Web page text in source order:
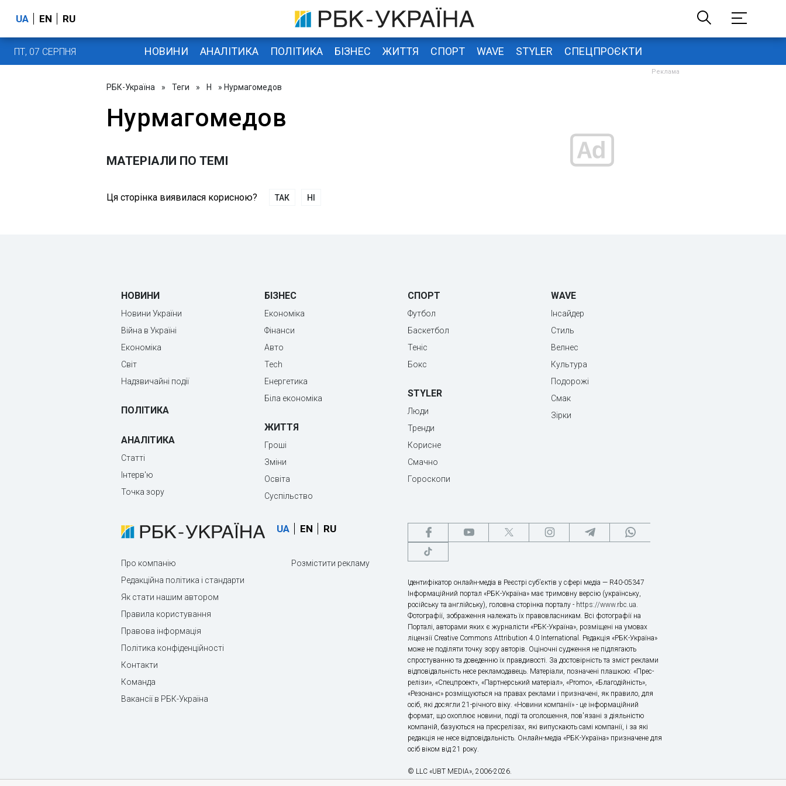
UA EN RU
ПТ, 07 СЕРПНЯ НОВИНИ АНАЛІТИКА ПОЛІТИКА БІЗНЕС ЖИТТЯ СПОРТ WAVE STYLER СПЕЦПРОЄКТИ
РБК-Україна » Теги » Н » Нурмагомедов
Нурмагомедов
МАТЕРІАЛИ ПО ТЕМІ
Ця сторінка виявилася корисною? ТАК НІ
НОВИНИ
Новини України
Війна в Україні
Економіка
Світ
Надзвичайні події
ПОЛІТИКА
АНАЛІТИКА
Статті
Інтерв'ю
Точка зору
БІЗНЕС
Економіка
Фінанси
Авто
Tech
Енергетика
Біла економіка
ЖИТТЯ
Гроші
Зміни
Освіта
Суспільство
СПОРТ
Футбол
Баскетбол
Теніс
Бокс
STYLER
Люди
Тренди
Корисне
Смачно
Гороскопи
WAVE
Інсайдер
Стиль
Велнес
Культура
Подорожі
Смак
Зірки
UA EN RU
Про компанію
Редакційна політика і стандарти
Як стати нашим автором
Правила користування
Правова інформація
Політика конфіденційності
Контакти
Команда
Вакансії в РБК-Україна
Розмістити рекламу
Ідентифікатор онлайн-медіа в Реєстрі суб’єктів у сфері медіа — R40-05347
Інформаційний портал «РБК-Україна» має тримовну версію (українську,
російську та англійську), головна сторінка порталу - https://www.rbc.ua.
Фотографії, зображення належать їх правовласникам. Всі фотографії на
Порталі, авторами яких є журналісти «РБК-Україна», розміщені на умовах
ліцензії Creative Commons Attribution 4.0 International. Редакція «РБК-Україна»
може не поділяти точку зору авторів. Оціночні судження не підлягають
спростуванню та доведенню їх правдивості. За достовірність та зміст реклами
відповідальність несе рекламодавець. Матеріали, позначені плашкою: «Прес-
релізи», «Спецпроект», «Партнерський матеріал», «Promo», «Благодійність»,
«Резонанс» розміщуються на правах реклами і призначені, як правило, для
осіб, які досягли 21-річного віку. «Новини компанії» - це інформаційний
формат, що охоплює новини, події та оголошення, пов'язані з діяльністю
компаній, базуються на пресрелізах, які випускають самі компанії, і за які
редакція не несе відповідальність. Онлайн-медіа «РБК-Україна» призначене для
осіб віком від 21 року.
© LLC «UBT MEDIA», 2006-2026.